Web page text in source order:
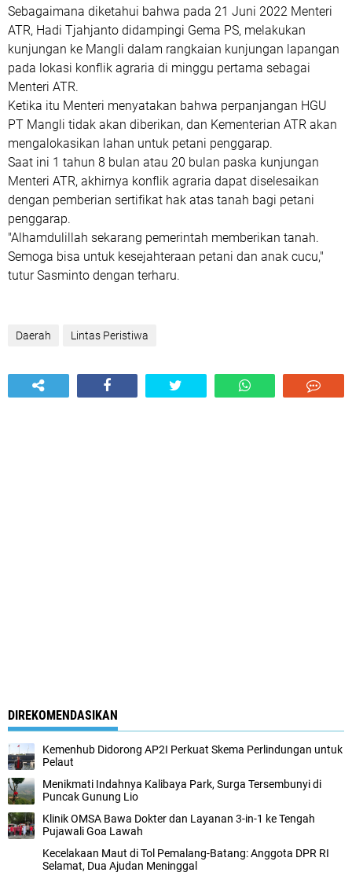
Sebagaimana diketahui bahwa pada 21 Juni 2022 Menteri
ATR, Hadi Tjahjanto didampingi Gema PS, melakukan
kunjungan ke Mangli dalam rangkaian kunjungan lapangan
pada lokasi konflik agraria di minggu pertama sebagai
Menteri ATR.
Ketika itu Menteri menyatakan bahwa perpanjangan HGU
PT Mangli tidak akan diberikan, dan Kementerian ATR akan
mengalokasikan lahan untuk petani penggarap.
Saat ini 1 tahun 8 bulan atau 20 bulan paska kunjungan
Menteri ATR, akhirnya konflik agraria dapat diselesaikan
dengan pemberian sertifikat hak atas tanah bagi petani
penggarap.
"Alhamdulillah sekarang pemerintah memberikan tanah.
Semoga bisa untuk kesejahteraan petani dan anak cucu,"
tutur Sasminto dengan terharu.
Daerah Lintas Peristiwa
DIREKOMENDASIKAN
Kemenhub Didorong AP2I Perkuat Skema Perlindungan untuk
Pelaut
Menikmati Indahnya Kalibaya Park, Surga Tersembunyi di
Puncak Gunung Lio
Klinik OMSA Bawa Dokter dan Layanan 3-in-1 ke Tengah
Pujawali Goa Lawah
Kecelakaan Maut di Tol Pemalang-Batang: Anggota DPR RI
Selamat, Dua Ajudan Meninggal